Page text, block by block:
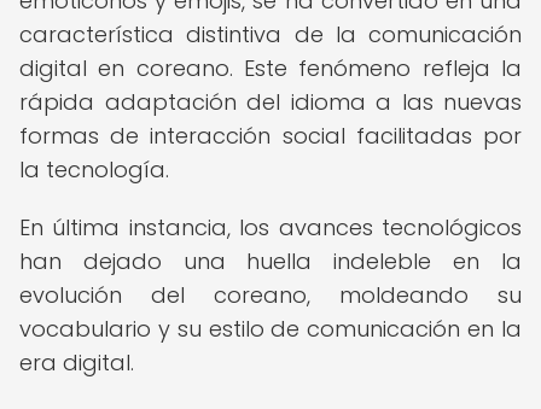
característica distintiva de la comunicación
digital en coreano. Este fenómeno refleja la
rápida adaptación del idioma a las nuevas
formas de interacción social facilitadas por
la tecnología.
En última instancia, los avances tecnológicos
han dejado una huella indeleble en la
evolución del coreano, moldeando su
vocabulario y su estilo de comunicación en la
era digital.